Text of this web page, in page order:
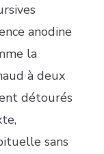
anodine
la
à deux
détourés
sans